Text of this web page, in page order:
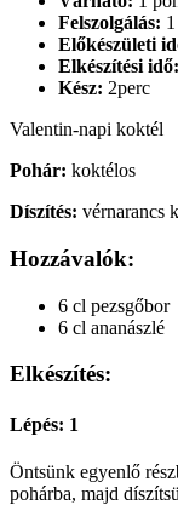
Felszolgálás:
Előkészületi
Elkészítési idő:
Kész: 2perc
Valentin-napi koktél
Pohár: koktélos
Díszítés: vérnarancs
Hozzávalók:
6 cl pezsgőbor
6 cl ananászlé
Elkészítés:
Lépés: 1
Öntsünk egyenlő
pohárba, majd